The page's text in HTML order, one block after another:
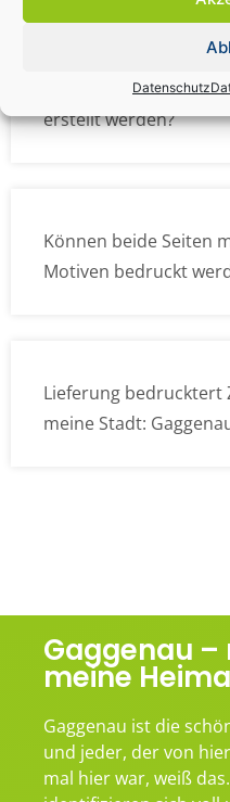
Datenschutz
Wie müssen die
erstellt werden?
Können beide Seiten
Motiven bedruckt
Lieferung bedrucktert
meine Stadt:
Gaggenau –
meine
Gaggenau ist die
und jeder, der von
mal hier war, weiß